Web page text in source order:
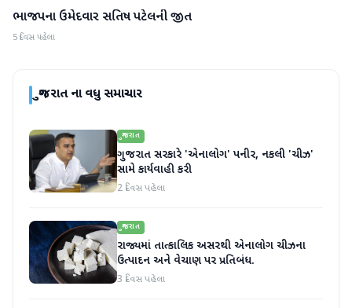
ગુજરાત
ભાજપના ઉમેદવાર સતિષ પટેલની જીત
5 દિવસ પહેલા
ગુજરાતના વધુ સમાચાર
ગુજરાત
ગુજરાત સરકારે 'એનાલોગ' પનીર, નકલી 'ચીઝ'
સામે કાર્યવાહી કરી
2 દિવસ પહેલા
ગુજરાત
રાજ્યમાં તાત્કાલિક અસરથી એનાલોગ ચીઝના
ઉત્પાદન અને વેચાણ પર પ્રતિબંધ.
3 દિવસ પહેલા